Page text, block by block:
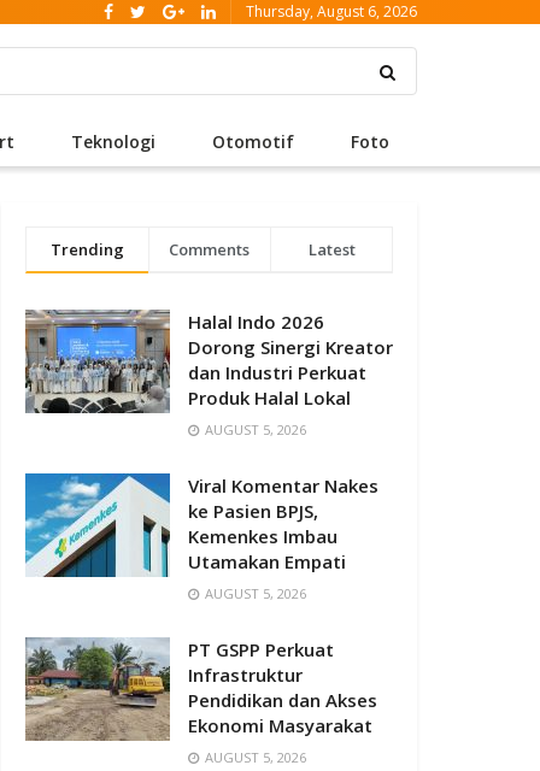
Thursday, August 6, 2026
Teknologi Otomotif Foto
Trending Comments Latest
Halal Indo 2026
Dorong Sinergi Kreator
dan Industri Perkuat
Produk Halal Lokal
AUGUST 5, 2026
Viral Komentar Nakes
ke Pasien BPJS,
Kemenkes Imbau
Utamakan Empati
AUGUST 5, 2026
PT GSPP Perkuat
Infrastruktur
Pendidikan dan Akses
Ekonomi Masyarakat
AUGUST 5, 2026